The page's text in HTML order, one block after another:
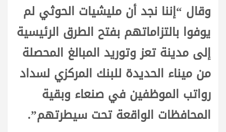
وقال “إننا نجد أن مليشيات الحوثي لم
يوفوا بالتزاماتهم بفتح الطرق الرئيسية
إلى مدينة تعز وتوريد المبالغ المحصلة
من ميناء الحديدة للبنك المركزي لسداد
رواتب الموظفين في صنعاء وبقية
المحافظات الواقعة تحت سيطرتهم”.